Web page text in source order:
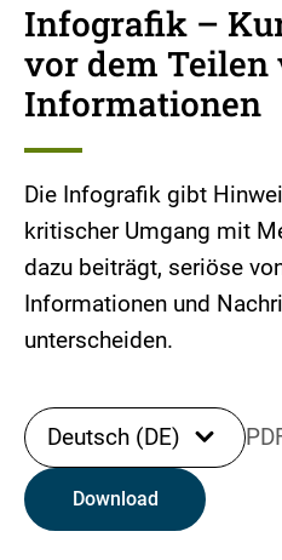
Infografik –
vor dem Teilen
Informationen
Die Infografik gibt
kritischer Umgang mit
dazu beiträgt, seriöse
Informationen und
unterscheiden.
Deutsch (DE)
Download